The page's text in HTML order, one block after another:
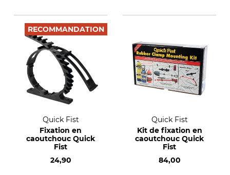
RECOMMANDATION
Quick Fist
Fixation en
caoutchouc Quick
Fist
24,90
Quick Fist
Kit de fixation en
caoutchouc Quick
Fist
84,00